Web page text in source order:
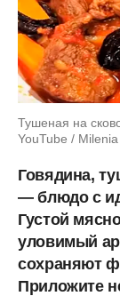
Тушеная на
YouTube /
Говядина,
— блюдо с
Густой
уловимый
сохраняют
Приложите